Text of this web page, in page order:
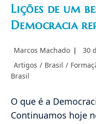
Lições de um
Democracia
Autor
post:
Marcos Machado
Post
30
Categoria
do
Artigos / Brasil /
Brasil
O que é a
Continuamos hoje